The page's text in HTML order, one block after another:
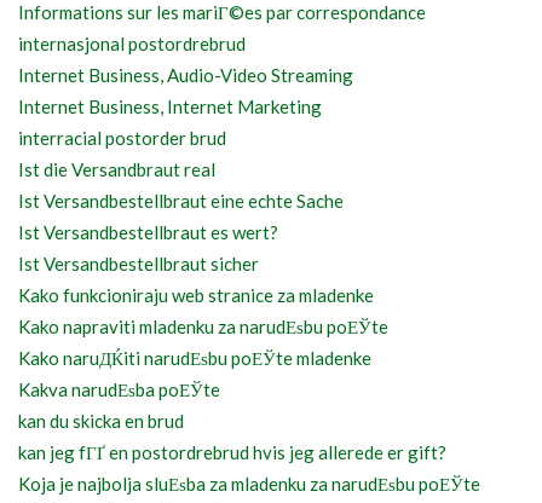
Informations sur les mariГ©es par correspondance
internasjonal postordrebrud
Internet Business, Audio-Video Streaming
Internet Business, Internet Marketing
interracial postorder brud
Ist die Versandbraut real
Ist Versandbestellbraut eine echte Sache
Ist Versandbestellbraut es wert?
Ist Versandbestellbraut sicher
Kako funkcioniraju web stranice za mladenke
Kako napraviti mladenku za narudЕѕbu poЕЎte
Kako naruДЌiti narudЕѕbu poЕЎte mladenke
Kakva narudЕѕba poЕЎte
kan du skicka en brud
kan jeg fГҐ en postordrebrud hvis jeg allerede er gift?
Koja je najbolja sluЕѕba za mladenku za narudЕѕbu poЕЎte